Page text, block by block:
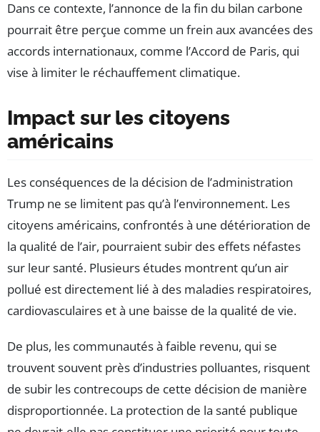
Dans ce contexte, l’annonce de la fin du bilan carbone
pourrait être perçue comme un frein aux avancées des
accords internationaux, comme l’Accord de Paris, qui
vise à limiter le réchauffement climatique.
Impact sur les citoyens
américains
Les conséquences de la décision de l’administration
Trump ne se limitent pas qu’à l’environnement. Les
citoyens américains, confrontés à une détérioration de
la qualité de l’air, pourraient subir des effets néfastes
sur leur santé. Plusieurs études montrent qu’un air
pollué est directement lié à des maladies respiratoires,
cardiovasculaires et à une baisse de la qualité de vie.
De plus, les communautés à faible revenu, qui se
trouvent souvent près d’industries polluantes, risquent
de subir les contrecoups de cette décision de manière
disproportionnée. La protection de la santé publique